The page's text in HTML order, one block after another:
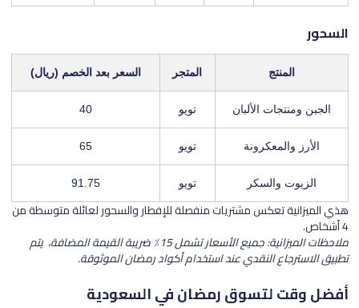
السحور
المنتج المتجر السعر بعد الخصم (ريال)
الجبن ومنتجات الألبان تويو 40
الأرز والمعكرونة تويو 65
الزيوت والسكر تويو 91.75
هذي الميزانية تعكس مشتريات منفصلة للإفطار والسحور لعائلة متوسطة من
4 أشخاص.
ملاحظات الميزانية: جميع الأسعار تشمل 15٪ ضريبة القيمة المضافة، يتم
تطبيق الاسترجاع النقدي عند استخدام أكواد رمضان الموثوقة.
أفضل وقت لتسوق رمضان في السعودية